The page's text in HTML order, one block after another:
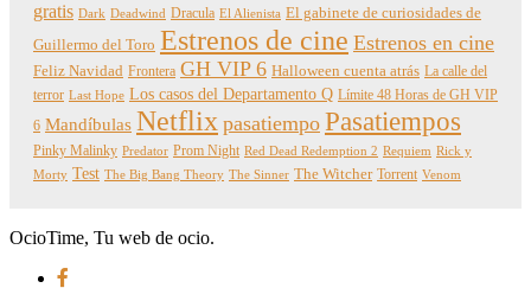
gratis Dark Deadwind Dracula El Alienista El gabinete de curiosidades de
Guillermo del Toro Estrenos de cine Estrenos en cine
Feliz Navidad Frontera GH VIP 6 Halloween cuenta atrás La calle del
terror Last Hope Los casos del Departamento Q Límite 48 Horas de GH VIP
6 Mandíbulas Netflix pasatiempo Pasatiempos
Pinky Malinky Predator Prom Night Red Dead Redemption 2 Requiem Rick y
Morty Test The Big Bang Theory The Sinner The Witcher Torrent Venom
OcioTime, Tu web de ocio.